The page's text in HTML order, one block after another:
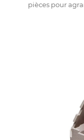
pièces pour